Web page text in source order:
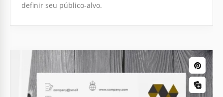
definir seu público-alvo.